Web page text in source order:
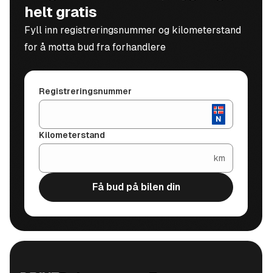
helt gratis
Fyll inn registreringsnummer og kilometerstand
for å motta bud fra forhandlere
Registreringsnummer
Kilometerstand
km
Få bud på bilen din